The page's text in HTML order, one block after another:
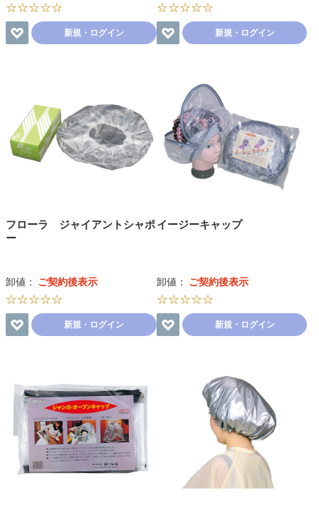
☆☆☆☆☆
新規・ログイン
☆☆☆☆☆
新規・ログイン
フローラ ジャイアントシャポ
ー
卸値： ご契約後表示
☆☆☆☆☆
新規・ログイン
イージーキャップ
卸値： ご契約後表示
☆☆☆☆☆
新規・ログイン